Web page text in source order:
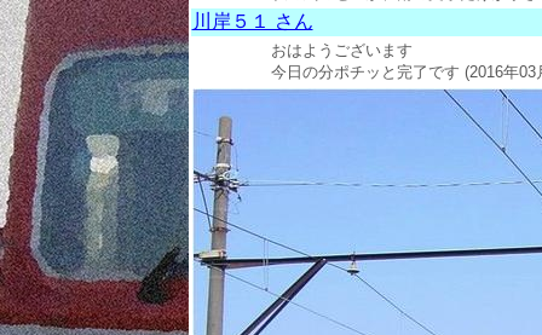
川岸５１ さん
おはようございます
今日の分ポチッと完了です (2016年03